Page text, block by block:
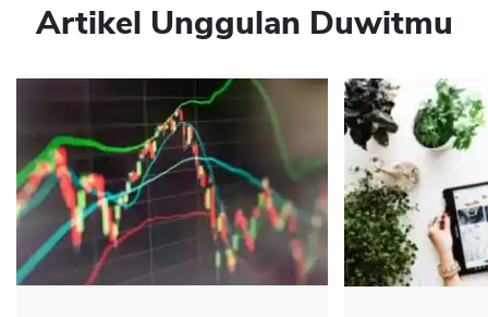
Artikel Unggulan Duwitmu